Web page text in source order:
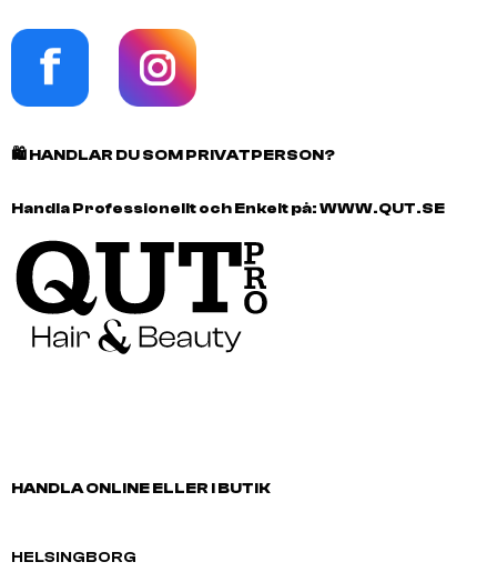
🛍️HANDLAR DU SOM PRIVATPERSON?
Handla Professionellt och Enkelt på:WWW.QUT.SE
HANDLA ONLINE ELLER I BUTIK
HELSINGBORG